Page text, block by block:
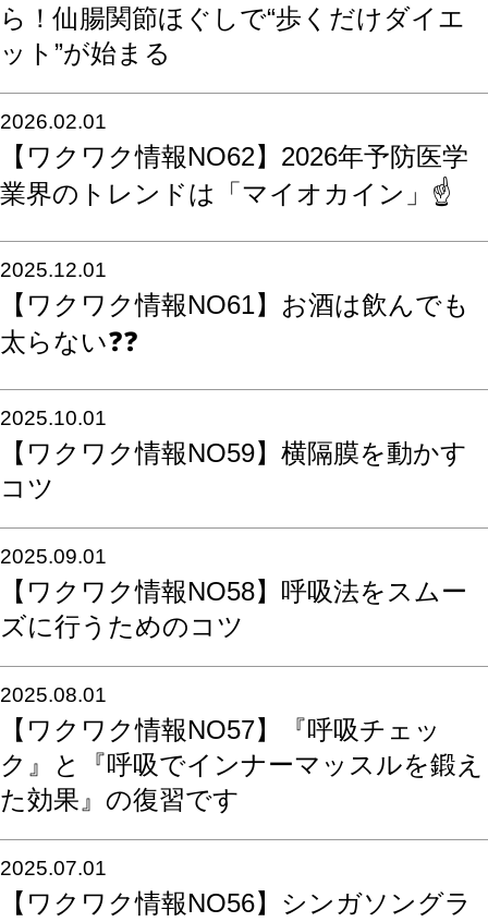
ら！仙腸関節ほぐしで“歩くだけダイエ
ット”が始まる
2026.02.01
【ワクワク情報NO62】2026年予防医学
業界のトレンドは「マイオカイン」☝️
2025.12.01
【ワクワク情報NO61】お酒は飲んでも
太らない❓❓
2025.10.01
【ワクワク情報NO59】横隔膜を動かす
コツ
2025.09.01
【ワクワク情報NO58】呼吸法をスムー
ズに行うためのコツ
2025.08.01
【ワクワク情報NO57】『呼吸チェッ
ク』と『呼吸でインナーマッスルを鍛え
た効果』の復習です
2025.07.01
【ワクワク情報NO56】シンガソングラ